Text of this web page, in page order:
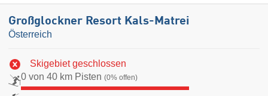
Großglockner Resort Kals-Matrei
Österreich
Skigebiet geschlossen
0 von 40 km Pisten (0% offen)